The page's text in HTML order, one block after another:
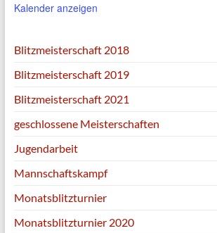
Kalender anzeigen
Blitzmeisterschaft 2018
Blitzmeisterschaft 2019
Blitzmeisterschaft 2021
geschlossene Meisterschaften
Jugendarbeit
Mannschaftskampf
Monatsblitzturnier
Monatsblitzturnier 2020